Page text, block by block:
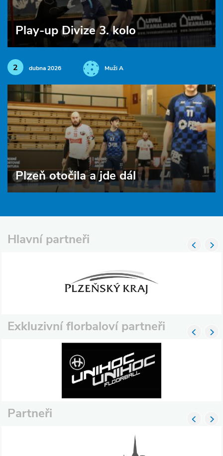
Play-up Divize 3. kolo
2 dubna 2026 Muži A
Plzeň otočila a jde dál
Hlavní partneři
Exkluzivní florbaloví partneři
Partneři